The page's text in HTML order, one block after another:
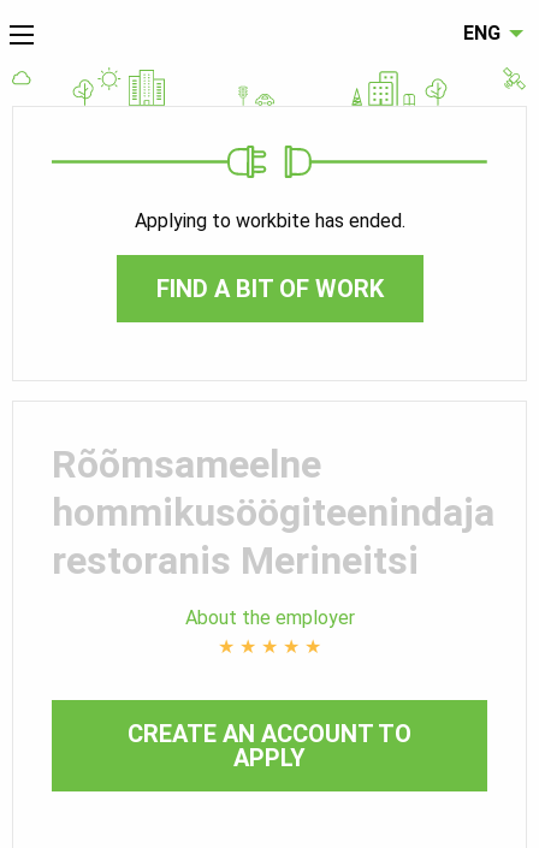
ENG
Applying to workbite has ended.
FIND A BIT OF WORK
Rõõmsameelne
hommikusöögiteenindaja
restoranis Merineitsi
About the employer
★ ★ ★ ★ ★
CREATE AN ACCOUNT TO
APPLY